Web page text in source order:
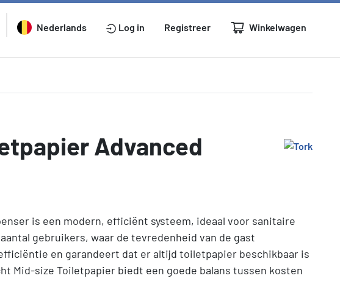
Nederlands Log in Registreer Winkelwagen
Advanced
is een modern, efficiënt systeem, ideaal voor sanitaire
gebruikers, waar de tevredenheid van de gast
en garandeert dat er altijd toiletpapier beschikbaar is
Mid-size Toiletpapier biedt een goede balans tussen kosten